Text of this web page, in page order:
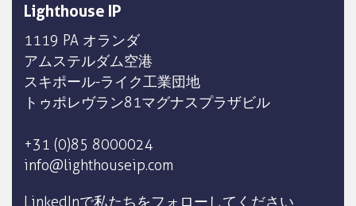
Lighthouse IP
1119 PA オランダ
アムステルダム空港
スキポール-ライク工業団地
トゥポレヴラン81マグナスプラザビル
+31 (0)85 8000024
info@lighthouseip.com
LinkedInで私たちをフォローしてください